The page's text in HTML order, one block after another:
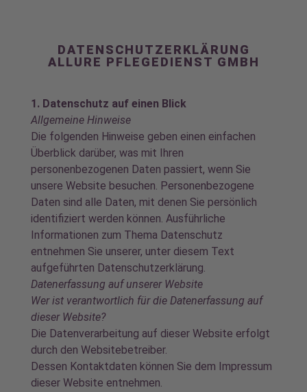
DATENSCHUTZERKLÄRUNG
ALLURE PFLEGEDIENST GMBH
1. Datenschutz auf einen Blick
Allgemeine Hinweise
Die folgenden Hinweise geben einen einfachen
Überblick darüber, was mit Ihren
personenbezogenen Daten passiert, wenn Sie
unsere Website besuchen. Personenbezogene
Daten sind alle Daten, mit denen Sie persönlich
identifiziert werden können. Ausführliche
Informationen zum Thema Datenschutz
entnehmen Sie unserer, unter diesem Text
aufgeführten Datenschutzerklärung.
Datenerfassung auf unserer Website
Wer ist verantwortlich für die Datenerfassung auf
dieser Website?
Die Datenverarbeitung auf dieser Website erfolgt
durch den Websitebetreiber.
Dessen Kontaktdaten können Sie dem Impressum
dieser Website entnehmen.